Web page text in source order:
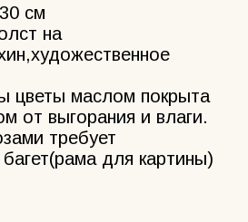
см
на
цветы маслом покрыта
от выгорания и влаги.
требует
для картины)